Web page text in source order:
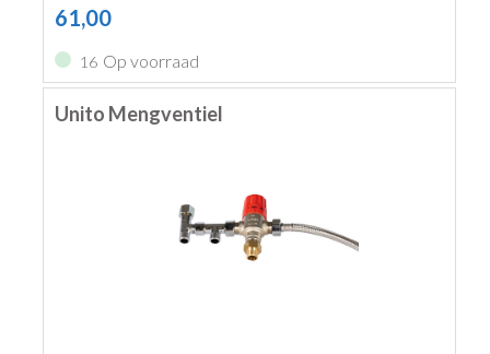
61,00
16 Op voorraad
Unito Mengventiel